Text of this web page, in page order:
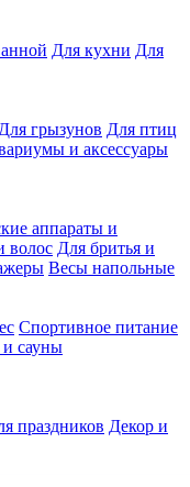
Для кухни Для
Для грызунов Для птиц
и аксессуары
аппараты и
волос Для бритья и
Весы напольные
Спортивное питание
сауны
праздников Декор и